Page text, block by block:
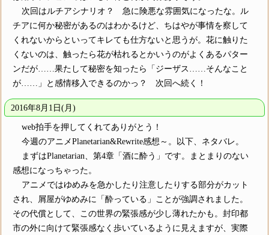
次回はルチアシナリオ？ 急に険悪な雰囲気になったな。ル
チアに何か秘密があるのはわかるけど、ちはやが事情を察して
くれないからといってキレても仕方ないと思うが。花に触りた
くないのは、触ったら花が枯れるとかいうのがよくあるパター
ンだが……果たして秘密を知ったら「ジーザス……そんなこと
が……」と感情移入できるのかっ？ 次回へ続く！
2016年8月1日(月)
web拍手を押してくれてありがとう！
今週のアニメPlanetarian&Rewrite感想～。以下、ネタバレ。
まずはPlanetarian、第4章「酒に酔う」です。まとまりのない
感想になっちゃった。
アニメではゆめみを急かしたり注意したりする部分がカット
され、屑屋がゆめみに「酔っている」ことが強調されました。
その代償として、この世界の緊張感が少し薄れたかも。封印都
市の外に向けて緊張感なく歩いているように見えますが、実際